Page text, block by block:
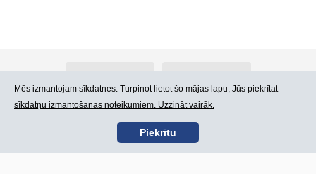
Kontakti Lietošanas noteikumi
Mēs izmantojam sīkdatnes. Turpinot lietot šo mājas lapu, Jūs piekrītat
sīkdatņu izmantošanas noteikumiem. Uzzināt vairāk.
Piekrītu